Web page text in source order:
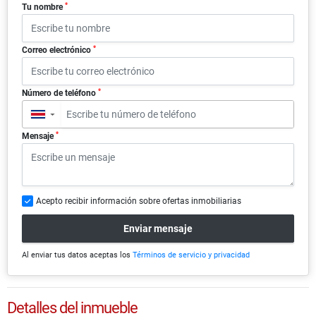
Tu nombre *
Correo electrónico *
Número de teléfono *
▼
Mensaje *
Acepto recibir información sobre ofertas inmobiliarias
Enviar mensaje
Al enviar tus datos aceptas los Términos de servicio y privacidad
Detalles del inmueble